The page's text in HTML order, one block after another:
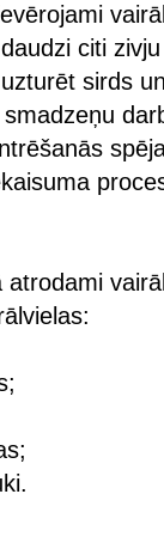
citi
sirds
atrodami